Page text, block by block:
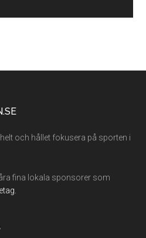
och hållet fokusera på sporten i
fina lokala sponsorer som